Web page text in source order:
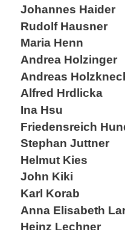
Johannes Haider
Rudolf Hausner
Maria Henn
Andrea Holzinger
Andreas
Alfred Hrdlicka
Ina Hsu
Friedensreich
Stephan Juttner
Helmut Kies
John Kiki
Karl Korab
Anna Elisabeth
Heinz Lechner